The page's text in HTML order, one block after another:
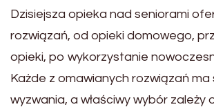
Dzisiejsza opieka nad seniorami
rozwiązań, od opieki domowego,
opieki, po wykorzystanie
Każde z omawianych rozwiązań ma
wyzwania, a właściwy wybór zależy